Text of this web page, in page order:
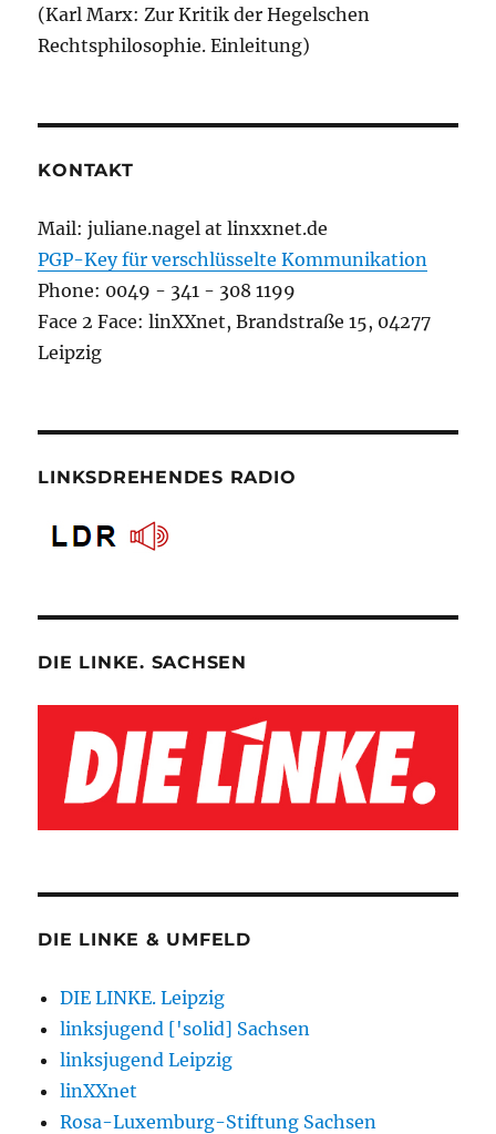
(Karl Marx: Zur Kritik der Hegelschen
Rechtsphilosophie. Einleitung)
KONTAKT
Mail: juliane.nagel at linxxnet.de
PGP-Key für verschlüsselte Kommunikation
Phone: 0049 - 341 - 308 1199
Face 2 Face: linXXnet, Brandstraße 15, 04277
Leipzig
LINKSDREHENDES RADIO
DIE LINKE. SACHSEN
DIE LINKE & UMFELD
DIE LINKE. Leipzig
linksjugend ['solid] Sachsen
linksjugend Leipzig
linXXnet
Rosa-Luxemburg-Stiftung Sachsen